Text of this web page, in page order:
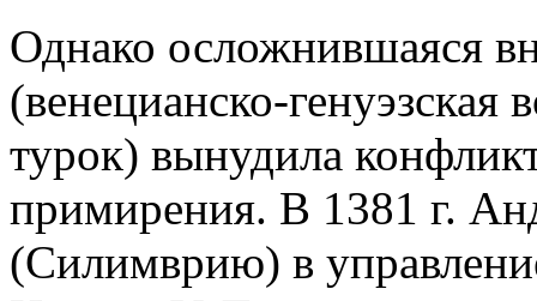
Однако осложнившаяся
(венецианско-генуэзская
турок) вынудила
примирения. В 1381 г.
(Силимврию) в